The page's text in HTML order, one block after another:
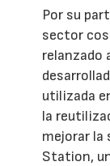
Por su
sector
relanzado
utilizada
la
mejorar la
Station,